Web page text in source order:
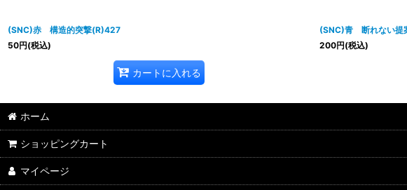
(SNC)赤 構造的突撃(R)427
50円(税込)
カートに入れる
(SNC)青 断れない提
200円(税込)
ホーム
ショッピングカート
マイページ